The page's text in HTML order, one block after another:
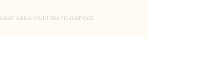
sekä muut toimitusehdot.